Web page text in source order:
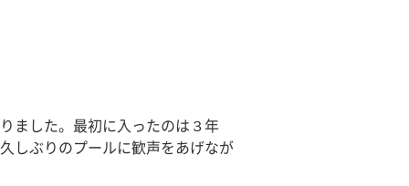
ました。最初に入ったのは３年
しぶりのプールに歓声をあげなが